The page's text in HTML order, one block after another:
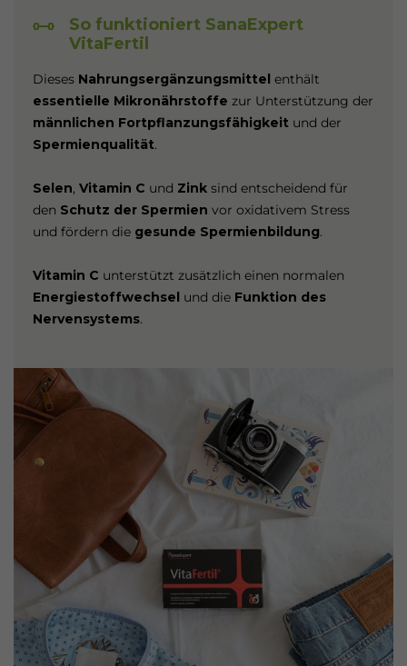
So funktioniert SanaExpert
VitaFertil
Dieses Nahrungsergänzungsmittel enthält
essentielle Mikronährstoffe zur Unterstützung der
männlichen Fortpflanzungsfähigkeitund der
Spermienqualität.
Selen, Vitamin C und Zinksind entscheidend für
den Schutz der Spermien vor oxidativem Stress
und fördern die gesunde Spermienbildung.
Vitamin C unterstützt zusätzlich einen normalen
Energiestoffwechsel und die Funktion des
Nervensystems.